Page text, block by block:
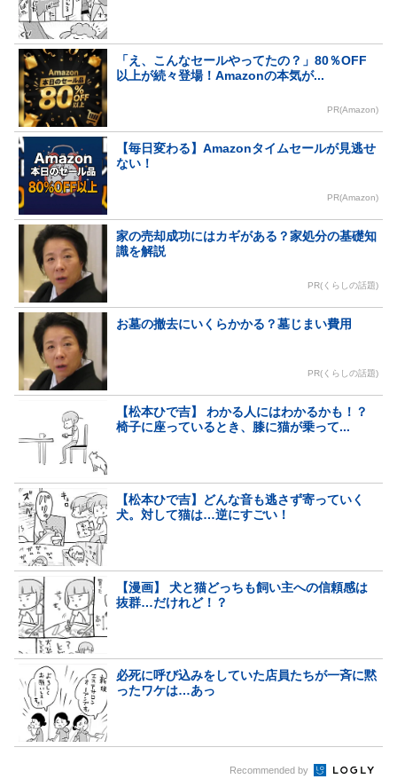
「え、こんなセールやってたの？」80％OFF
以上が続々登場！Amazonの本気が...
PR(Amazon)
【毎日変わる】Amazonタイムセールが見逃せ
ない！
PR(Amazon)
家の売却成功にはカギがある？家処分の基礎知
識を解説
PR(くらしの話題)
お墓の撤去にいくらかかる？墓じまい費用
PR(くらしの話題)
【松本ひで吉】 わかる人にはわかるかも！？
椅子に座っているとき、膝に猫が乗って...
【松本ひで吉】どんな音も逃さず寄っていく
犬。対して猫は…逆にすごい！
【漫画】 犬と猫どっちも飼い主への信頼感は
抜群…だけれど！？
必死に呼び込みをしていた店員たちが一斉に黙
ったワケは…あっ
Recommended by